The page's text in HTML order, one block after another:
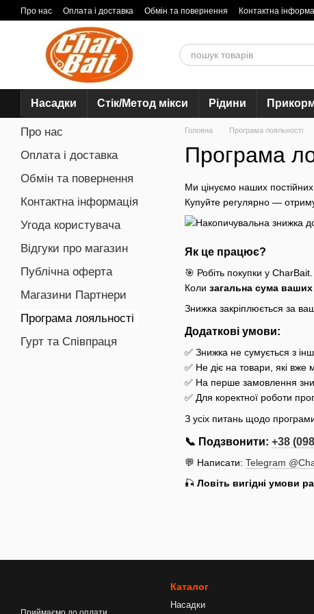
Перейти до основного контенту
Про нас Оплата і доставка Обмін та повернення Контактна
Насадки Стік/Метод мікси Рідини
Головна Програма лояльності
Програма
Ми цінуємо наших
Купуйте регулярно —
Як це працює?
🎯 Робіть покупки у CharBait.
Коли загальна сума
Знижка закріплюється за
Додаткові умови:
✅ Знижка не сумується з
✅ Не діє на товари, які вже
✅ На перше замовлення
✅ Для коректної роботи
З усіх питань щодо
📞 Подзвонити: +38
💬 Написати: Telegram
🎣 Ловіть вигідні умови
Про нас
Оплата і доставка
Обмін та повернення
Контактна інформація
Угода користувача
Відгуки про магазин
Публічна оферта
Магазини Партнери
Програма лояльності
Гурт та Співпраця
Каталог
Насадки